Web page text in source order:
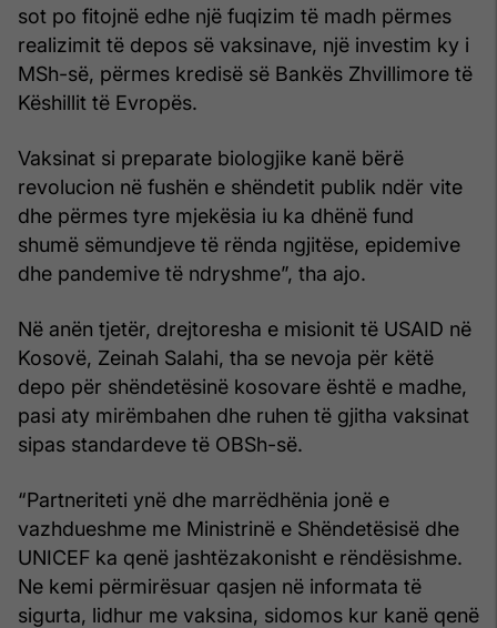
sot po fitojnë edhe një fuqizim të madh përmes
realizimit të depos së vaksinave, një investim ky i
MSh-së, përmes kredisë së Bankës Zhvillimore të
Këshillit të Evropës.
Vaksinat si preparate biologjike kanë bërë
revolucion në fushën e shëndetit publik ndër vite
dhe përmes tyre mjekësia iu ka dhënë fund
shumë sëmundjeve të rënda ngjitëse, epidemive
dhe pandemive të ndryshme”, tha ajo.
Në anën tjetër, drejtoresha e misionit të USAID në
Kosovë, Zeinah Salahi, tha se nevoja për këtë
depo për shëndetësinë kosovare është e madhe,
pasi aty mirëmbahen dhe ruhen të gjitha vaksinat
sipas standardeve të OBSh-së.
“Partneriteti ynë dhe marrëdhënia jonë e
vazhdueshme me Ministrinë e Shëndetësisë dhe
UNICEF ka qenë jashtëzakonisht e rëndësishme.
Ne kemi përmirësuar qasjen në informata të
sigurta, lidhur me vaksina, sidomos kur kanë qenë